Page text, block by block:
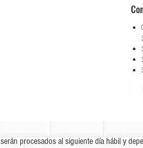
serán procesados al siguiente día hábil y